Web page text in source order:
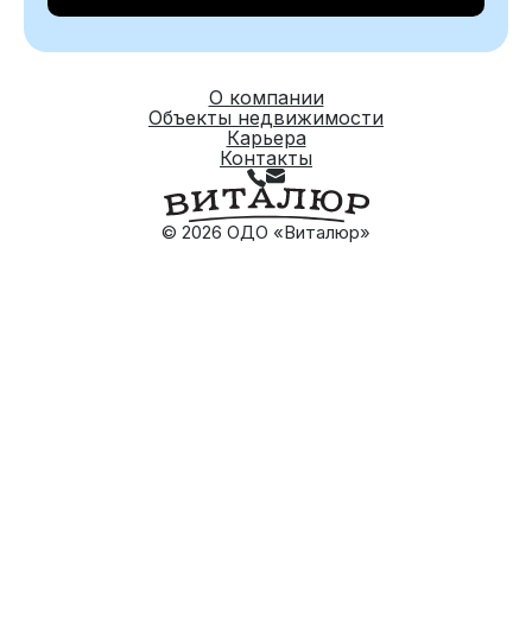
© 2026 ОДО «Виталюр»
О компании
Объекты недвижимости
Карьера
Контакты